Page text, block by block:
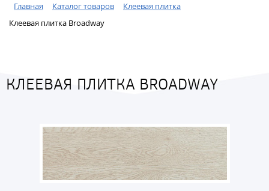
Главная Каталог товаров
Клеевая плитка
Клеевая плитка Broadway
КЛЕЕВАЯ ПЛИТКА BROADWAY